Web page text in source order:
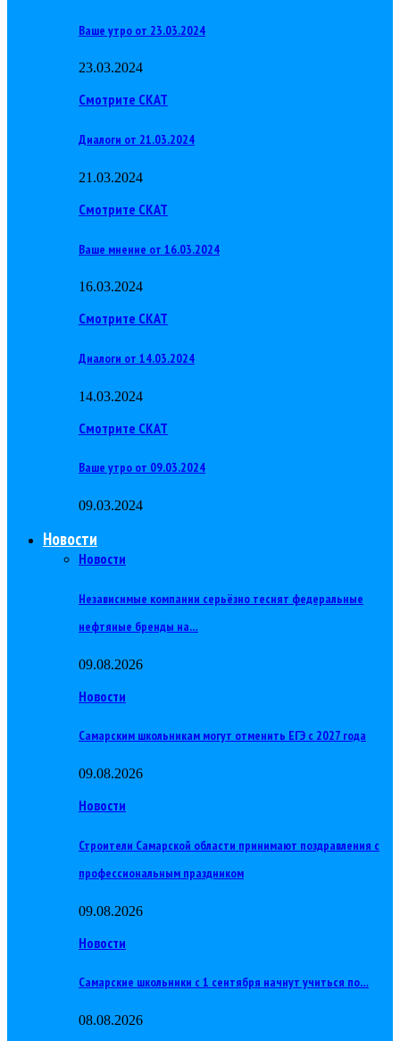
Ваше утро от 23.03.2024
23.03.2024
Смотрите СКАТ
Диалоги от 21.03.2024
21.03.2024
Смотрите СКАТ
Ваше мнение от 16.03.2024
16.03.2024
Смотрите СКАТ
Диалоги от 14.03.2024
14.03.2024
Смотрите СКАТ
Ваше утро от 09.03.2024
09.03.2024
Новости
Новости
Независимые компании серьёзно теснят федеральные
нефтяные бренды на…
09.08.2026
Новости
Самарским школьникам могут отменить ЕГЭ с 2027 года
09.08.2026
Новости
Строители Самарской области принимают поздравления с
профессиональным праздником
09.08.2026
Новости
Самарские школьники с 1 сентября начнут учиться по…
08.08.2026